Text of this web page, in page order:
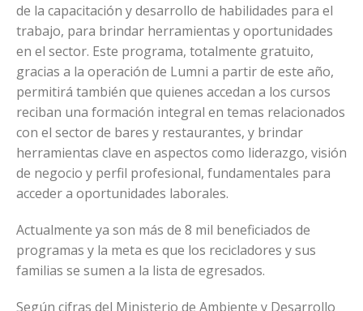
de la capacitación y desarrollo de habilidades para el
trabajo, para brindar herramientas y oportunidades
en el sector. Este programa, totalmente gratuito,
gracias a la operación de Lumni a partir de este año,
permitirá también que quienes accedan a los cursos
reciban una formación integral en temas relacionados
con el sector de bares y restaurantes, y brindar
herramientas clave en aspectos como liderazgo, visión
de negocio y perfil profesional, fundamentales para
acceder a oportunidades laborales.
Actualmente ya son más de 8 mil beneficiados de
programas y la meta es que los recicladores y sus
familias se sumen a la lista de egresados.
Según cifras del Ministerio de Ambiente y Desarrollo